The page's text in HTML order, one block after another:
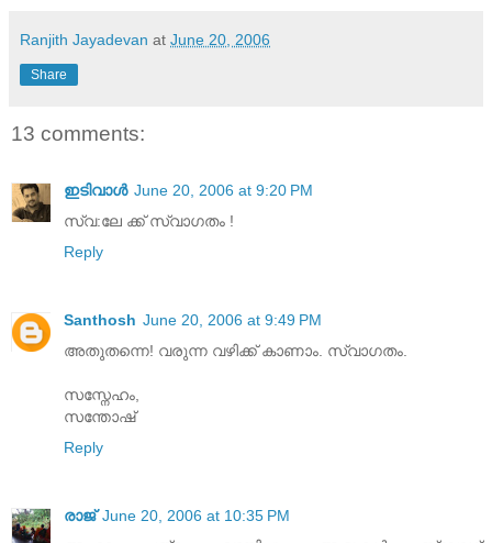
Ranjith Jayadevan at June 20, 2006
Share
13 comments:
ഇടിവാള്‍ June 20, 2006 at 9:20 PM
സ്വ:ലേ ക്ക്‌ സ്വാഗതം !
Reply
Santhosh June 20, 2006 at 9:49 PM
അതുതന്നെ! വരുന്ന വഴിക്ക് കാണാം. സ്വാഗതം.
സസ്നേഹം,
സന്തോഷ്
Reply
രാജ് June 20, 2006 at 10:35 PM